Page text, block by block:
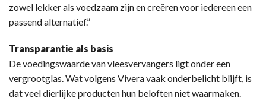
zowel lekker als voedzaam zijn en creëren voor iedereen een
passend alternatief.”
Transparantie als basis
De voedingswaarde van vleesvervangers ligt onder een
vergrootglas. Wat volgens Vivera vaak onderbelicht blijft, is
dat veel dierlijke producten hun beloften niet waarmaken.